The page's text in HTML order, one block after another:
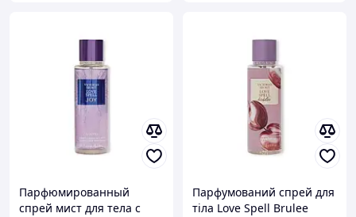
Парфюмированный
спрей мист для тела с
Парфумований спрей для
тіла Love Spell Brulee